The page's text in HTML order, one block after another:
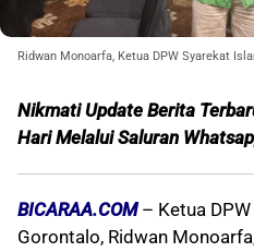
Ridwan Monoarfa, Ketua DPW Syarekat
Nikmati Update Berita
Hari Melalui Saluran
BICARAA.COM– Ketua
Gorontalo, Ridwan